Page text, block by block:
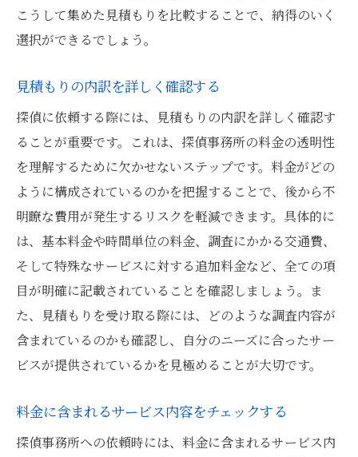
こうして集めた見積もりを比較することで、納得のいく
選択ができるでしょう。
見積もりの内訳を詳しく確認する
探偵に依頼する際には、見積もりの内訳を詳しく確認す
ることが重要です。これは、探偵事務所の料金の透明性
を理解するために欠かせないステップです。料金がどの
ように構成されているのかを把握することで、後から不
明瞭な費用が発生するリスクを軽減できます。具体的に
は、基本料金や時間単位の料金、調査にかかる交通費、
そして特殊なサービスに対する追加料金など、全ての項
目が明確に記載されていることを確認しましょう。ま
た、見積もりを受け取る際には、どのような調査内容が
含まれているのかも確認し、自分のニーズに合ったサー
ビスが提供されているかを見極めることが大切です。
料金に含まれるサービス内容をチェックする
探偵事務所への依頼時には、料金に含まれるサービス内